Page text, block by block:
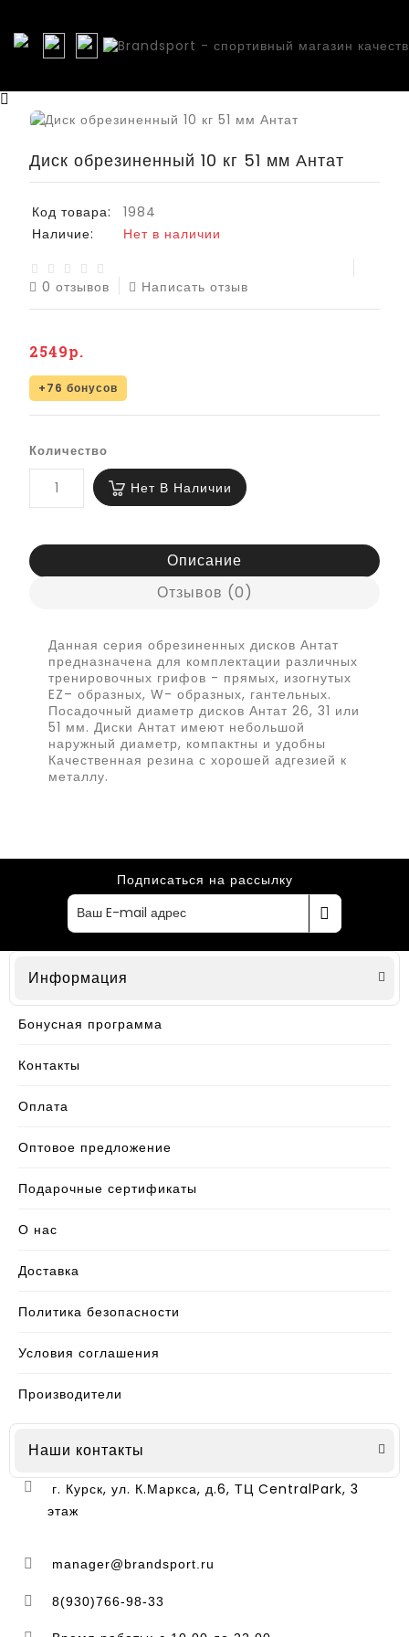
Диск обрезиненный 10 кг 51 мм Антат
Код товара:
1984
Наличие:
Нет в наличии
0 отзывов Написать отзыв
2549р.
+76 бонусов
Количество
Нет В Наличии
Описание
Отзывов (0)
Данная серия обрезиненных дисков Антат
предназначена для комплектации различных
тренировочных грифов - прямых, изогнутых
EZ– образных, W- образных, гантельных.
Посадочный диаметр дисков Антат 26, 31 или
51 мм. Диски Антат имеют небольшой
наружный диаметр, компактны и удобны
Качественная резина с хорошей адгезией к
металлу.
Подписаться на рассылку
Информация
Бонусная программа
Контакты
Оплата
Оптовое предложение
Подарочные сертификаты
О нас
Доставка
Политика безопасности
Условия соглашения
Производители
Наши контакты
г. Курск, ул. К.Маркса, д.6, ТЦ CentralPark, 3
этаж
manager@brandsport.ru
8(930)766-98-33